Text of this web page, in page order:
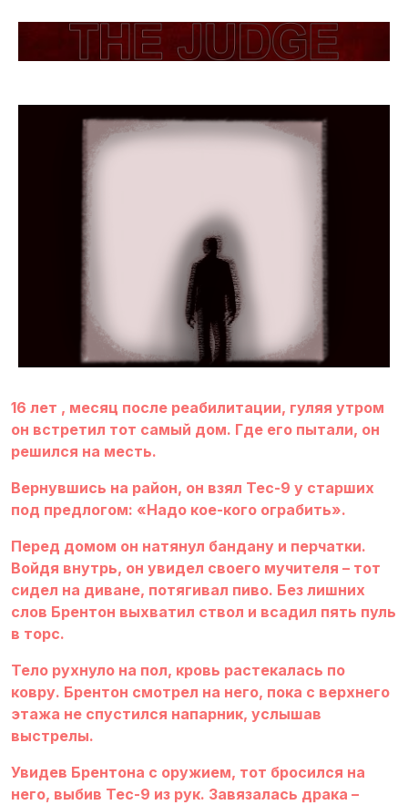
16 лет , месяц после реабилитации, гуляя утром
он встретил тот самый дом. Где его пытали, он
решился на месть.
Вернувшись на район, он взял Tec-9 у старших
под предлогом: «Надо кое-кого ограбить».
Перед домом он натянул бандану и перчатки.
Войдя внутрь, он увидел своего мучителя – тот
сидел на диване, потягивал пиво. Без лишних
слов Брентон выхватил ствол и всадил пять пуль
в торс.
Тело рухнуло на пол, кровь растекалась по
ковру. Брентон смотрел на него, пока с верхнего
этажа не спустился напарник, услышав
выстрелы.
Увидев Брентона с оружием, тот бросился на
него, выбив Tec-9 из рук. Завязалась драка –